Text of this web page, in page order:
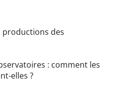
productions des
: comment les
elles ?